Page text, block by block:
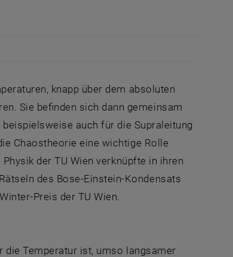
knapp über dem absoluten
Sie befinden sich dann gemeinsam
auch für die Supraleitung
Chaostheorie eine wichtige Rolle
der TU Wien verknüpfte in ihren
des Bose-Einstein-Kondensats
Preis der TU Wien.
die Temperatur ist, umso langsamer